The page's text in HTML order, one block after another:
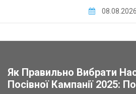
08.08.2026
Як Правильно Вибрати
Посівної Кампанії 2025: